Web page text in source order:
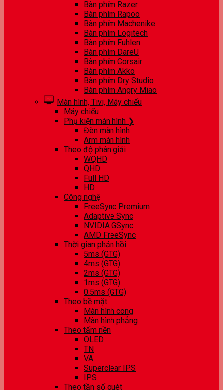
Bàn phím Razer
Bàn phím Rapoo
Bàn phím Machenike
Bàn phím Logitech
Bàn phím Fuhlen
Bàn phím DareU
Bàn phím Corsair
Bàn phím Akko
Bàn phím Dry Studio
Bàn phím Angry Miao
Màn hình, Tivi, Máy chiếu
Máy chiếu
Phụ kiện màn hình ❯
Đèn màn hình
Arm màn hình
Theo độ phân giải
WQHD
QHD
Full HD
HD
Công nghệ
FreeSync Premium
Adaptive Sync
NVIDIA GSync
AMD FreeSync
Thời gian phản hồi
5ms (GTG)
4ms (GTG)
2ms (GTG)
1ms (GTG)
0.5ms (GTG)
Theo bề mặt
Màn hình cong
Màn hình phẳng
Theo tấm nền
OLED
TN
VA
Superclear IPS
IPS
Theo tần số quét